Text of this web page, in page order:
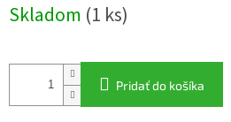
cena:
Skladom (1 ks)
Pridať do košíka